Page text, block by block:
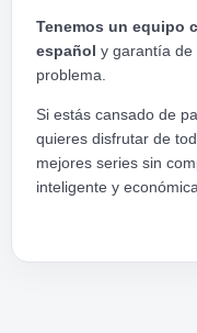
Tenemos un equipo
español y garantía de
problema.
Si estás cansado de
quieres disfrutar de
mejores series sin
inteligente y